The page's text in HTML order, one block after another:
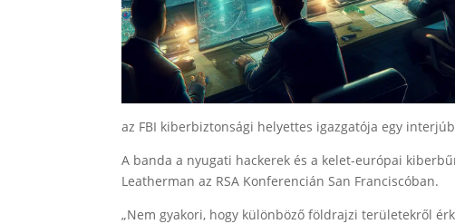
az FBI kiberbiztonsági helyettes igazgatója egy
A banda a nyugati hackerek és a kelet-európai
Leatherman az RSA Konferencián San Franciscóban.
„Nem gyakori, hogy különböző földrajzi területekről